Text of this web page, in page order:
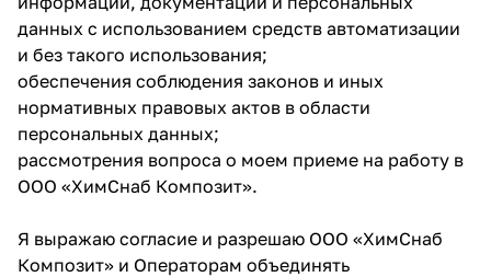
данных с использованием средств автоматизации
и без такого использования;
обеспечения соблюдения законов и иных
нормативных правовых актов в области
персональных данных;
рассмотрения вопроса о моем приеме на работу в
ООО «ХимСнаб Композит».
Я выражаю согласие и разрешаю ООО «ХимСнаб
Композит» и Операторам объединять